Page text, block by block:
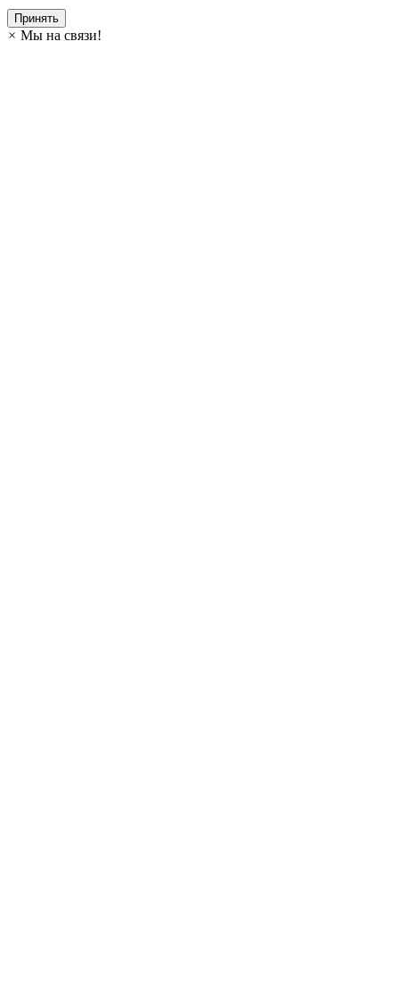
Принять
× Мы на связи!